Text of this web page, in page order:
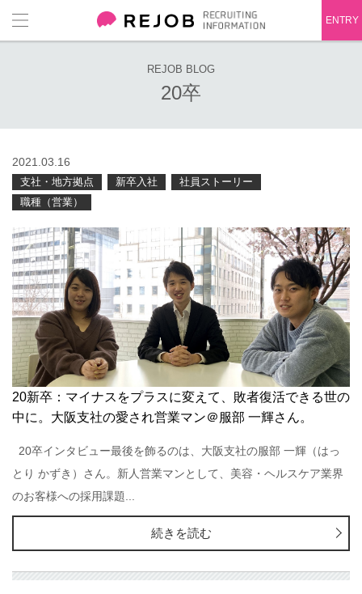
ENTRY
REJOB BLOG
20卒
2021.03.16
支社・地方拠点 新卒入社
社員ストーリー
職種（営業）
20新卒：マイナスをプラスに変えて、敗者復活できる世の
中に。大阪支社の愛され営業マン＠服部 一輝さん。
20卒インタビュー最後を飾るのは、大阪支社の服部 一輝（はっ
とり かずき）さん。新人営業マンとして、美容・ヘルスケア業界
のお客様への採用課題...
続きを読む